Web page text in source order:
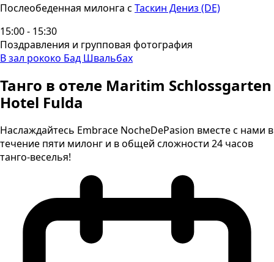
Послеобеденная милонга с Таскин Дениз (DE)
15:00 - 15:30
Поздравления и групповая фотография
В зал рококо Бад Швальбах
Танго в отеле Maritim Schlossgarten
Hotel Fulda
Наслаждайтесь Embrace NocheDePasion вместе с нами в
течение пяти милонг и в общей сложности 24 часов
танго-веселья!